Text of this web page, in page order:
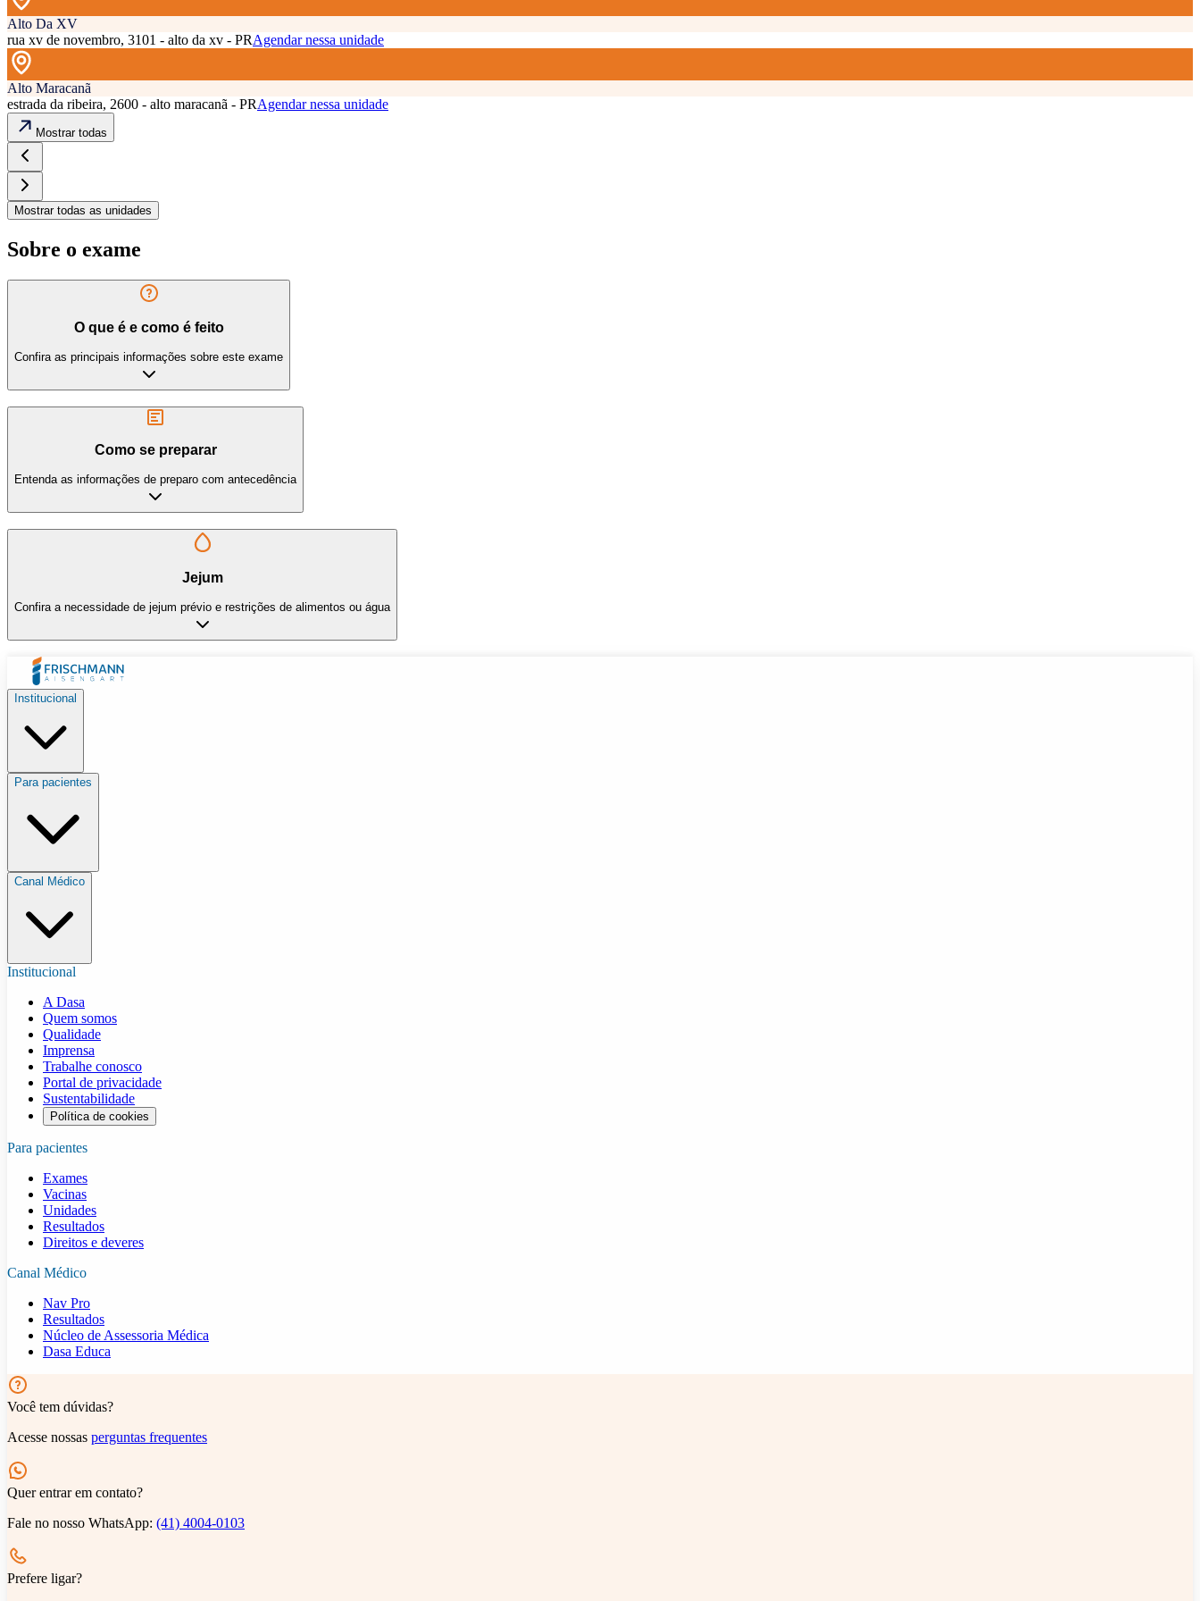
Alto Da XV
rua xv de novembro, 3101 - alto da xv - PRAgendar nessa unidade
Alto Maracanã
estrada da ribeira, 2600 - alto maracanã - PRAgendar nessa unidade
Mostrar todas
Mostrar todas as unidades
Sobre o exame
O que é e como é feito
Confira as principais informações sobre este exame
Como se preparar
Entenda as informações de preparo com antecedência
Jejum
Confira a necessidade de jejum prévio e restrições de alimentos ou água
Institucional
Para pacientes
Canal Médico
Institucional
A Dasa
Quem somos
Qualidade
Imprensa
Trabalhe conosco
Portal de privacidade
Sustentabilidade
Política de cookies
Para pacientes
Exames
Vacinas
Unidades
Resultados
Direitos e deveres
Canal Médico
Nav Pro
Resultados
Núcleo de Assessoria Médica
Dasa Educa
Você tem dúvidas?
Acesse nossas perguntas frequentes
Quer entrar em contato?
Fale no nosso WhatsApp: (41) 4004-0103
Prefere ligar?